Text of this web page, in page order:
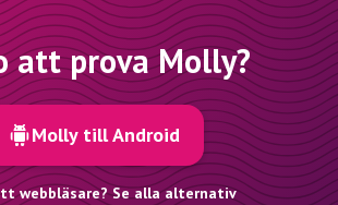
att prova Molly?
Molly till Android
webbläsare? Se alla alternativ